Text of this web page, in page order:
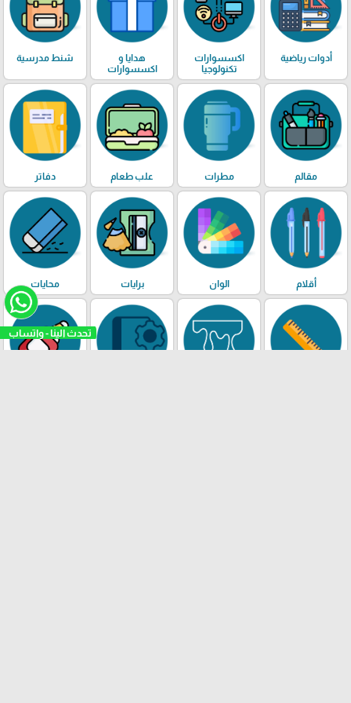
تحدث الينا -
أدوات رياضية
اكسسوارات
تكنولوجيا
هدايا و
اكسسوارات
شنط مدرسية
مقالم مطرات علب طعام دفاتر
أقلام الوان برايات محايات